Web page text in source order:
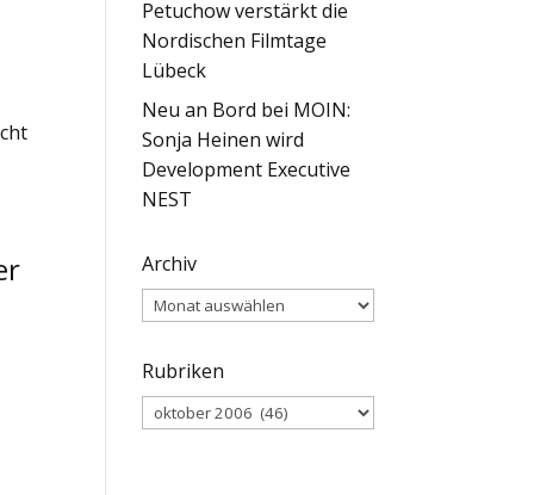
Petuchow verstärkt die
Nordischen Filmtage
Lübeck
Neu an Bord bei MOIN:
Sonja Heinen wird
Development Executive
NEST
Archiv
Archiv
Rubriken
Rubriken